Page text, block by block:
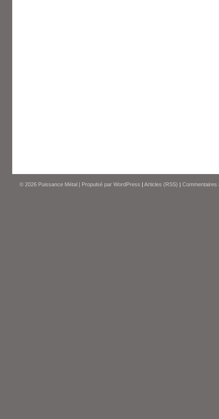
© 2026 Puissance Métal | Propulsé par WordPress | Articles (RSS) | Commentaires